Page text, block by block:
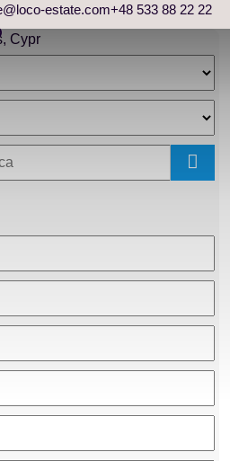
estate.com+48 533 88 22 22
Cypr